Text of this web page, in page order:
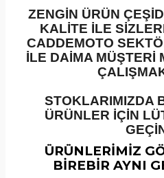
ZENGİN ÜRÜN
KALİTE İLE
CADDEMOTO
İLE DAİMA MÜŞTERİ
STOKLARIMIZDA
ÜRÜNLER İÇİN
ÜRÜNLERİMİZ
BİREBİR AYNI